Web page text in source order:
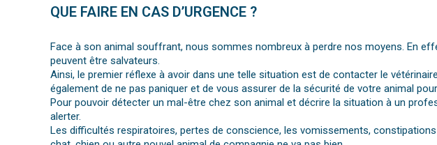
QUE FAIRE EN CAS D’URGENCE ?
Face à son animal souffrant, nous sommes nombreux à perdre nos moyens. En
peuvent être salvateurs.
Ainsi, le premier réflexe à avoir dans une telle situation est de contacter le
également de ne pas paniquer et de vous assurer de la sécurité de votre animal
Pour pouvoir détecter un mal-être chez son animal et décrire la situation à un
alerter.
Les difficultés respiratoires, pertes de conscience, les vomissements,